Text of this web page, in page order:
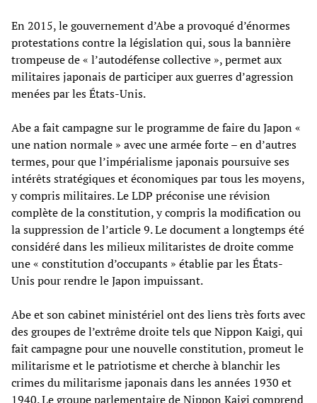
En 2015, le gouvernement d’Abe a provoqué d’énormes
protestations contre la législation qui, sous la bannière
trompeuse de « l’autodéfense collective », permet aux
militaires japonais de participer aux guerres d’agression
menées par les États-Unis.
Abe a fait campagne sur le programme de faire du Japon «
une nation normale » avec une armée forte – en d’autres
termes, pour que l’impérialisme japonais poursuive ses
intérêts stratégiques et économiques par tous les moyens,
y compris militaires. Le LDP préconise une révision
complète de la constitution, y compris la modification ou
la suppression de l’article 9. Le document a longtemps été
considéré dans les milieux militaristes de droite comme
une « constitution d’occupants » établie par les États-
Unis pour rendre le Japon impuissant.
Abe et son cabinet ministériel ont des liens très forts avec
des groupes de l’extrême droite tels que Nippon Kaigi, qui
fait campagne pour une nouvelle constitution, promeut le
militarisme et le patriotisme et cherche à blanchir les
crimes du militarisme japonais dans les années 1930 et
1940. Le groupe parlementaire de Nippon Kaigi comprend